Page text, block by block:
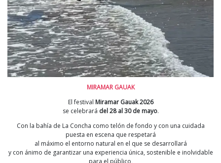
MIRAMAR GAUAK
El festival Miramar Gauak 2026
se celebrará del 28 al 30 de mayo.
Con la bahía de La Concha como telón de fondo y con una cuidada
puesta en escena que respetará
al máximo el entorno natural en el que se desarrollará
y con ánimo de garantizar una experiencia única, sostenible e inolvidable
para el público,